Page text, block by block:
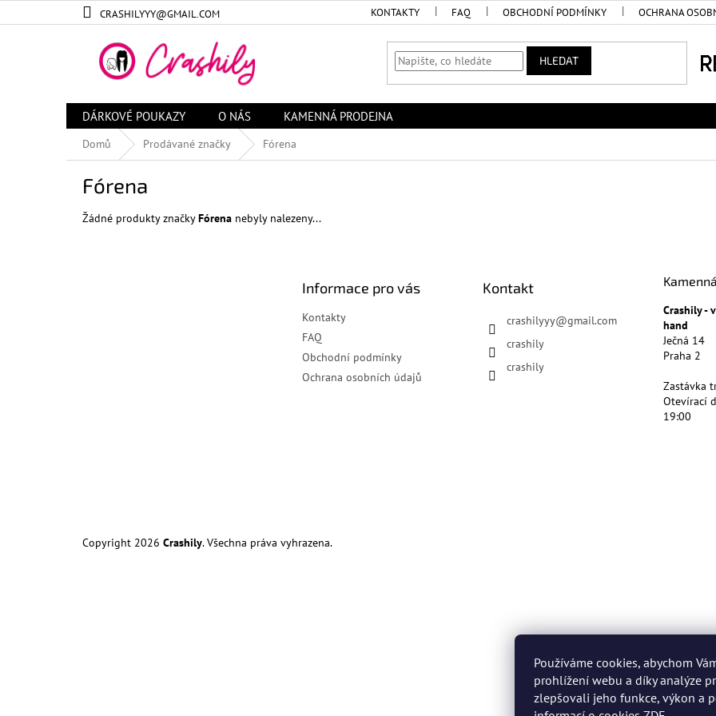
Používáme cookies, abychom
prohlížení webu a díky analýze
zlepšovali jeho funkce, výkon a
na
CRASHILYYY@GMAIL.COM KONTAKTY FAQ OBCHODNÍ PODMÍNKY OCHRANA
HLEDAT
DÁRKOVÉ POUKAZY O NÁS KAMENNÁ PRODEJNA
Domů Prodávané značky Fórena
Fórena
Žádné produkty značkyFórena nebyly nalezeny...
Informace pro vás
Kontakty
FAQ
Obchodní podmínky
Ochrana osobních údajů
Kontakt
crashilyyy@gmail.com
crashily
crashily
Crashily -
hand
Ječná 14
Praha 2
Zastávka
Otevírací
19:00
Copyright 2026 Crashily. Všechna práva vyhrazena.